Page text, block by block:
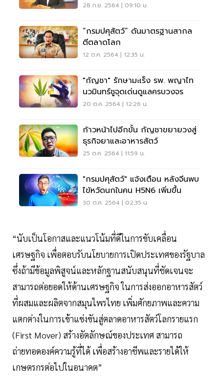
28 ก.ย. 2564 | 09:10 น.
“กรมปศุสัตว์” ดันมาตรฐานสากล
ตีตลาดโลก
12 ต.ค. 2564 | 12:35 น.
"กัญชา" รักษามะเร็ง รพ. พญาไท
นวมินทร์ชูจุดเด่นดูแลครบวงจร
20 ต.ค. 2564 | 12:26 น.
ก้าวหน้าไปอีกขั้น กัญชาขยายวงสู่
ธุรกิจยาและอาหารสัตว์
25 ต.ค. 2564 | 11:59 น.
"กรมปศุสัตว์" แจ้งเตือน หลังจีนพบ
ไข้หวัดนกในคน H5N6 เพิ่มขึ้น
30 ต.ค. 2564 | 02:35 น.
“นับเป็นโอกาสและแนวโน้มที่ดีในการขับเคลื่อน
เศรษฐกิจ เพื่อตอบรับนโยบายการเปิดประเทศของรัฐบาล
ซึ่งถ้ามีข้อมูลพิสูจน์และหลักฐานสนับสนุนที่ชัดเจนจะ
สามารถต่อยอดให้ด้านเศรษฐกิจ ในการส่งออกอาหารสัตว์
ที่ผสมและผลิตจากสมุนไพรไทย เพิ่มศักยภาพและความ
แตกต่างในการเข้าแข่งขันสู่ตลาดอาหารสัตว์โลกรายแรก
(First Mover) สร้างอัตลักษณ์ของประเทศ สามารถ
ถ่ายทอดองค์ความรู้ที่ได้ เพื่อสร้างอาชีพและรายได้ให้
เกษตรกรต่อไปในอนาคต”